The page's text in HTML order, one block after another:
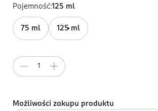
Pojemność:125 ml
75 ml 125 ml
Możliwości zakupu produktu